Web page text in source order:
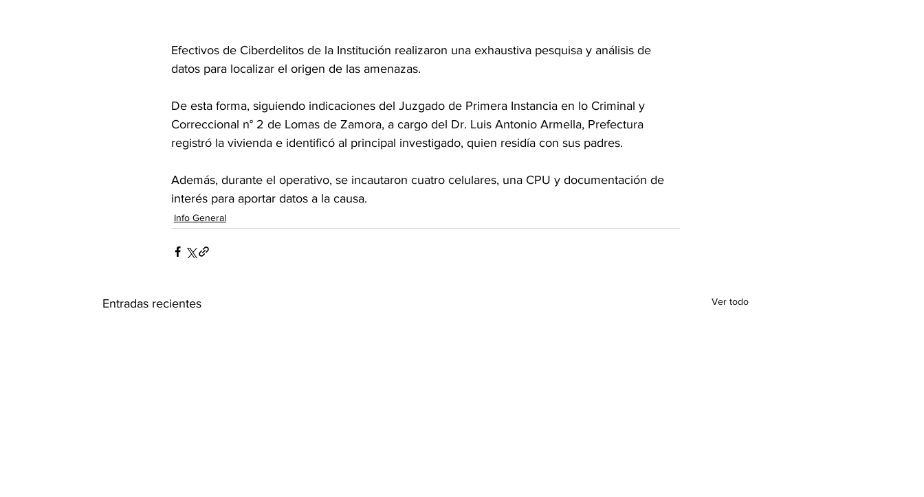
Efectivos de Ciberdelitos de la Institución realizaron una exhaustiva pesquisa y análisis de
datos para localizar el origen de las amenazas.
De esta forma, siguiendo indicaciones del Juzgado de Primera Instancia en lo Criminal y
Correccional n° 2 de Lomas de Zamora, a cargo del Dr. Luis Antonio Armella, Prefectura
registró la vivienda e identificó al principal investigado, quien residía con sus padres.
Además, durante el operativo, se incautaron cuatro celulares, una CPU y documentación de
interés para aportar datos a la causa.
Info General
Entradas recientes Ver todo